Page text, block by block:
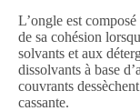
L’ongle est
de sa cohésion
solvants et aux
dissolvants à base
couvrants
cassante.